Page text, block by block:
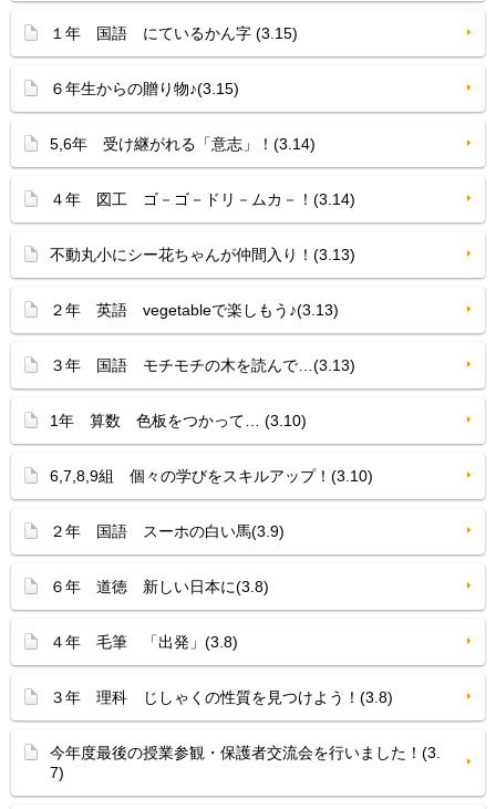
１年 国語 にているかん字 (3.15)
６年生からの贈り物♪(3.15)
5,6年 受け継がれる「意志」！(3.14)
４年 図工 ゴ－ゴ－ドリ－ムカ－！(3.14)
不動丸小にシー花ちゃんが仲間入り！(3.13)
２年 英語 vegetableで楽しもう♪(3.13)
３年 国語 モチモチの木を読んで…(3.13)
1年 算数 色板をつかって… (3.10)
6,7,8,9組 個々の学びをスキルアップ！(3.10)
２年 国語 スーホの白い馬(3.9)
６年 道徳 新しい日本に(3.8)
４年 毛筆 「出発」(3.8)
３年 理科 じしゃくの性質を見つけよう！(3.8)
今年度最後の授業参観・保護者交流会を行いました！(3.
7)